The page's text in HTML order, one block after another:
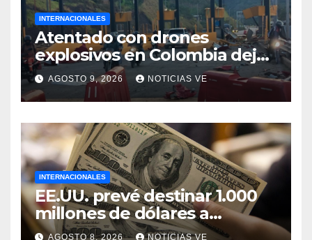
INTERNACIONALES
Atentado con drones
explosivos en Colombia deja
un policía muerto
AGOSTO 9, 2026 NOTICIAS VE
INTERNACIONALES
EE.UU. prevé destinar 1.000
millones de dólares a
Colombia para un paquete
AGOSTO 8, 2026 NOTICIAS VE